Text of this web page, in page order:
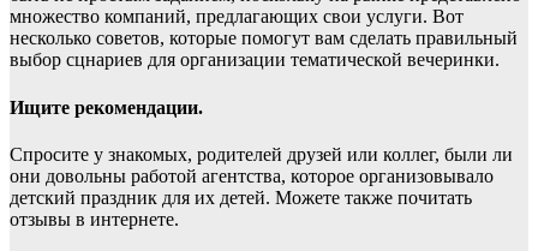
множество компаний, предлагающих свои услуги. Вот
несколько советов, которые помогут вам сделать правильный
выбор сцнариев для организации тематической вечеринки.
Ищите рекомендации.
Спросите у знакомых, родителей друзей или коллег, были ли
они довольны работой агентства, которое организовывало
детский праздник для их детей. Можете также почитать
отзывы в интернете.